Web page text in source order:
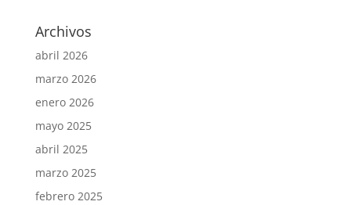
Archivos
abril 2026
marzo 2026
enero 2026
mayo 2025
abril 2025
marzo 2025
febrero 2025